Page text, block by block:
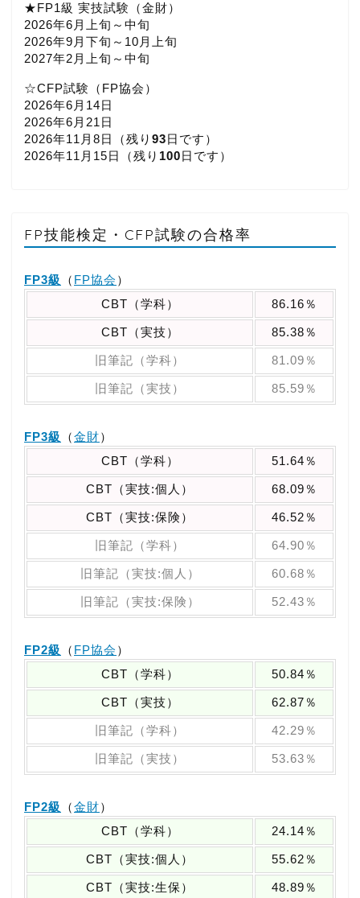
★FP1級 実技試験（金財）
2026年6月上旬～中旬
2026年9月下旬～10月上旬
2027年2月上旬～中旬
☆CFP試験（FP協会）
2026年6月14日
2026年6月21日
2026年11月8日（残り 93日です）
2026年11月15日（残り 100日です）
FP技能検定・CFP試験の合格率
FP3級 （ FP協会 ）
CBT（学科）
86.16％
CBT（実技） 85.38％
旧筆記（学科） 81.09％
旧筆記（実技） 85.59％
FP3級 （金財）
CBT（学科）
51.64％
CBT（実技:個人） 68.09％
CBT（実技:保険） 46.52％
旧筆記（学科） 64.90％
旧筆記（実技:個人） 60.68％
旧筆記（実技:保険） 52.43％
FP2級 （ FP協会 ）
CBT（学科）
50.84％
CBT（実技） 62.87％
旧筆記（学科） 42.29％
旧筆記（実技） 53.63％
FP2級 （金財）
CBT（学科）
24.14％
CBT（実技:個人） 55.62％
CBT（実技:生保） 48.89％